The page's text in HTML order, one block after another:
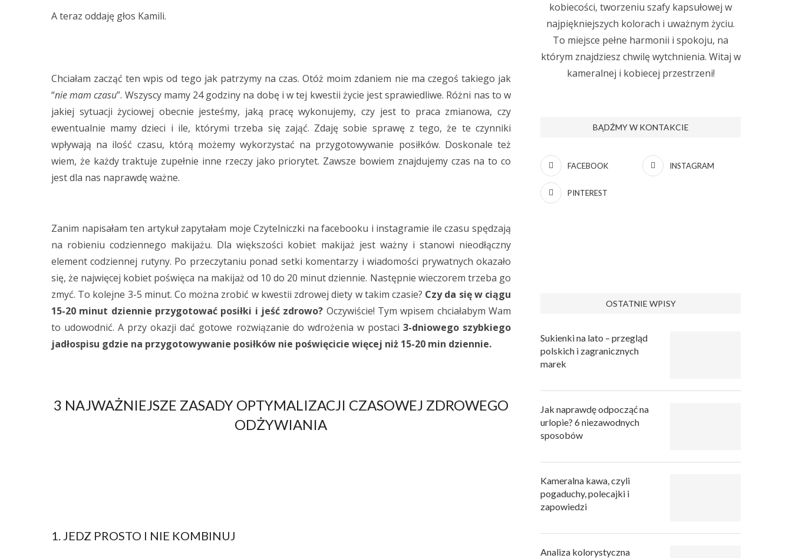
A teraz oddaję głos Kamili.
Chciałam zacząć ten wpis od tego jak patrzymy na czas. Otóż moim zdaniem nie ma czegoś takiego jak
“nie mam czasu”. Wszyscy mamy 24 godziny na dobę i w tej kwestii życie jest sprawiedliwe. Różni nas to w
jakiej sytuacji życiowej obecnie jesteśmy, jaką pracę wykonujemy, czy jest to praca zmianowa, czy
ewentualnie mamy dzieci i ile, którymi trzeba się zająć. Zdaję sobie sprawę z tego, że te czynniki
wpływają na ilość czasu, którą możemy wykorzystać na przygotowywanie posiłków. Doskonale też
wiem, że każdy traktuje zupełnie inne rzeczy jako priorytet. Zawsze bowiem znajdujemy czas na to co
jest dla nas naprawdę ważne.
Zanim napisałam ten artykuł zapytałam moje Czytelniczki na facebooku i instagramie ile czasu spędzają
na robieniu codziennego makijażu. Dla większości kobiet makijaż jest ważny i stanowi nieodłączny
element codziennej rutyny. Po przeczytaniu ponad setki komentarzy i wiadomości prywatnych okazało
się, że najwięcej kobiet poświęca na makijaż od 10 do 20 minut dziennie. Następnie wieczorem trzeba go
zmyć. To kolejne 3-5 minut. Co można zrobić w kwestii zdrowej diety w takim czasie? Czy da się w ciągu
15-20 minut dziennie przygotować posiłki i jeść zdrowo? Oczywiście! Tym wpisem chciałabym Wam
to udowodnić. A przy okazji dać gotowe rozwiązanie do wdrożenia w postaci 3-dniowego szybkiego
jadłospisu gdzie na przygotowywanie posiłków nie poświęcicie więcej niż 15-20 min dziennie.
3 NAJWAŻNIEJSZE ZASADY OPTYMALIZACJI CZASOWEJ ZDROWEGO
ODŻYWIANIA
1. JEDZ PROSTO I NIE KOMBINUJ
kobiecości, tworzeniu szafy kapsułowej w
najpiękniejszych kolorach i uważnym życiu.
To miejsce pełne harmonii i spokoju, na
którym znajdziesz chwilę wytchnienia. Witaj w
kameralnej i kobiecej przestrzeni!
BĄDŹMY W KONTAKCIE
FACEBOOK INSTAGRAM
PINTEREST
OSTATNIE WPISY
Sukienki na lato – przegląd
polskich i zagranicznych
marek
Jak naprawdę odpocząć na
urlopie? 6 niezawodnych
sposobów
Kameralna kawa, czyli
pogaduchy, polecajki i
zapowiedzi
Analiza kolorystyczna